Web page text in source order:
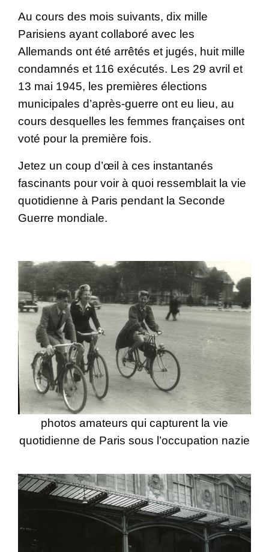
Au cours des mois suivants, dix mille
Parisiens ayant collaboré avec les
Allemands ont été arrêtés et jugés, huit mille
condamnés et 116 exécutés. Les 29 avril et
13 mai 1945, les premières élections
municipales d’après-guerre ont eu lieu, au
cours desquelles les femmes françaises ont
voté pour la première fois.
Jetez un coup d’œil à ces instantanés
fascinants pour voir à quoi ressemblait la vie
quotidienne à Paris pendant la Seconde
Guerre mondiale.
photos amateurs qui capturent la vie
quotidienne de Paris sous l’occupation nazie